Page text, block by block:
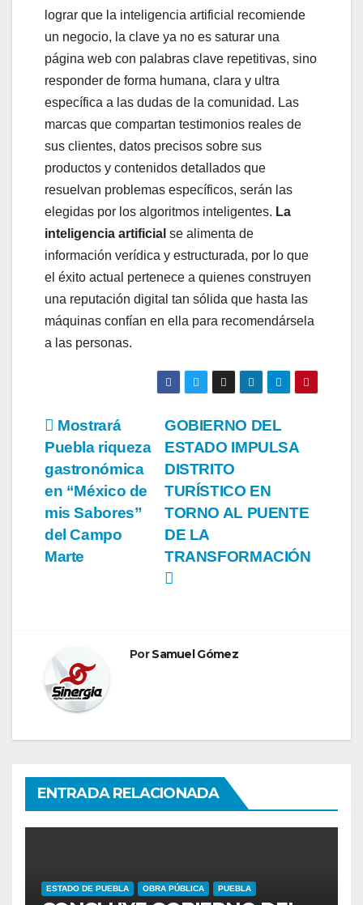
lograr que la inteligencia artificial recomiende
un negocio, la clave ya no es saturar una
página web con palabras clave repetitivas, sino
responder de forma humana, clara y ultra
específica a las dudas de la comunidad. Las
marcas que compartan testimonios reales de
sus clientes, datos precisos sobre sus
productos y contenidos detallados que
resuelvan problemas específicos, serán las
elegidas por los algoritmos inteligentes. La
inteligencia artificial se alimenta de
información verídica y estructurada, por lo que
el éxito actual pertenece a quienes construyen
una reputación digital tan sólida que hasta las
máquinas confían en ella para recomendársela
a las personas.
Navegación
de
entradas
GOBIERNO DEL
ESTADO IMPULSA
DISTRITO
TURÍSTICO EN
TORNO AL PUENTE
DE LA
TRANSFORMACIÓN
Mostrará
Puebla riqueza
gastronómica
en “México de
mis Sabores”
del Campo
Marte
PorSamuel Gómez
ENTRADA RELACIONADA
ESTADO DE PUEBLA OBRA PÚBLICA PUEBLA